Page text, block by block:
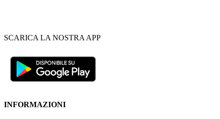
SCARICA LA NOSTRA APP
INFORMAZIONI